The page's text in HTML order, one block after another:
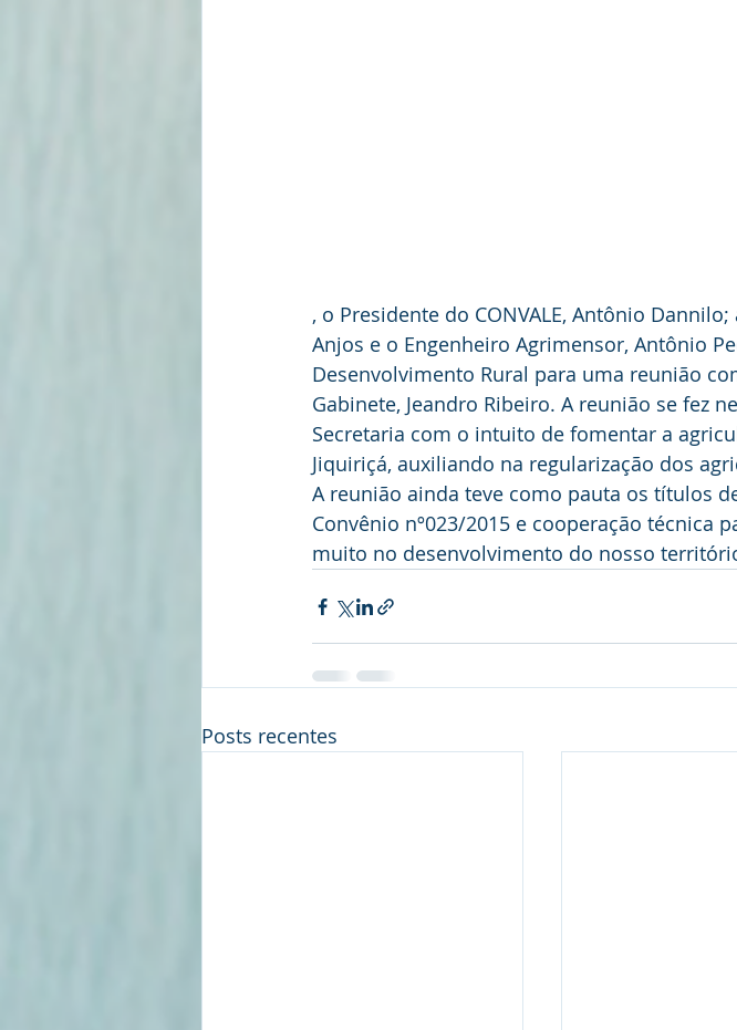
, o Presidente do CONVALE, Antônio
Anjos e o Engenheiro Agrimensor, Antônio
Desenvolvimento Rural para uma reunião
Gabinete, Jeandro Ribeiro. A reunião se fez
Secretaria com o intuito de fomentar a
Jiquiriçá, auxiliando na regularização dos
A reunião ainda teve como pauta os títulos
Convênio nº023/2015 e cooperação técnica
muito no desenvolvimento do nosso
Posts recentes